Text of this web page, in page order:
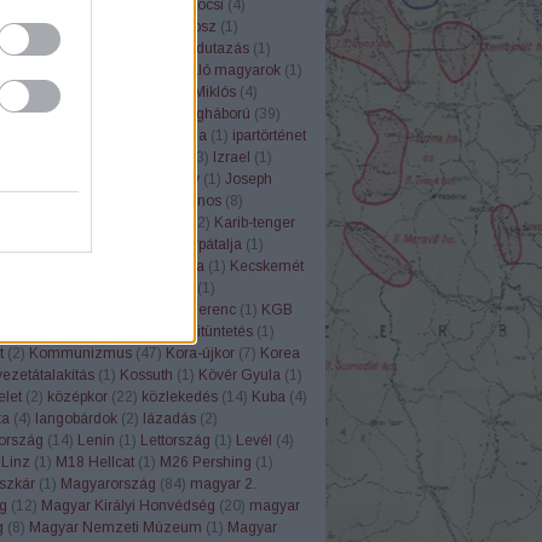
Harckocsi (4)
(1) Hemingway Hérodotosz (1)
) Holdutazás (1)
honfoglaló magyarok (1)
(1 Horthy-kor Horthy Miklós (4)
(5) Hunyadi Mátyás I.Világháború (39)
India (1) ipartörténet
3) Izrael (1)
Jezsov (1) Joseph
Kádár János (8)
2) Karib-tenger
Kárpátalja (1)
katonanóta (1) Kecskemét
(1)
Keresztes-Fischer Ferenc (1) KGB
kitüntetés (1)
(2) Kommunizmus (47) Kora-újkor (7) Korea
(1) Kossuth (1) Kövér Gyula (1)
(2) középkor (22) közlekedés (14) Kuba (4)
(4) langobárdok (2) lázadás (2)
(14) Lenin (1) Lettország (1) Levél (4)
Linz (1) M18 Hellcat (1) M26 Pershing (1)
(1) Magyarország (84) magyar 2.
(12) Magyar Királyi Honvédség (20) magyar
(8) Magyar Nemzeti Múzeum (1) Magyar